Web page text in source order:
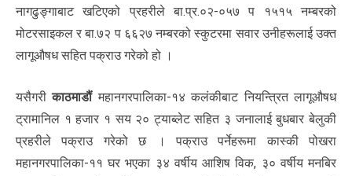
नागढुङ्गाबाट खटिएको प्रहरीले बा.प्र.०२-०५७ प १५१५ नम्बरको
मोटरसाइकल र बा.७२ प ६६२७ नम्बरको स्कुटरमा सवार उनीहरूलाई उक्त
लागूऔषध सहित पक्राउ गरेको हो ।
यसैगरीकाठमाडौंमहानगरपालिका-१४ कलंकीबाट नियन्त्रित लागूऔषध
ट्रामानिल १ हजार १ सय २० ट्याब्लेट सहित ३ जनालाई बुधबार बेलुकी
प्रहरीले पक्राउ गरेको छ । पक्राउ पर्नेहरूमा कास्की पोखरा
महानगरपालिका-११ घर भएका ३४ वर्षीय आशिष विक, ३० वर्षीय मनबिर